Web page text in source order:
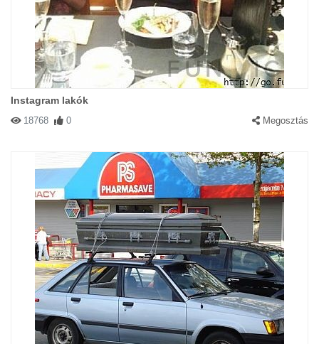
Instagram lakók
18768 0 Megosztás